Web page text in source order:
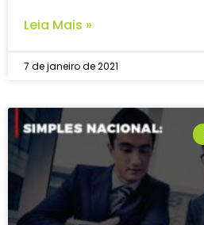
Leia Mais »
7 de janeiro de 2021